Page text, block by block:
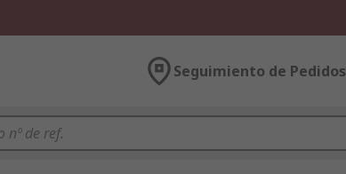
Seguimiento de Pedidos